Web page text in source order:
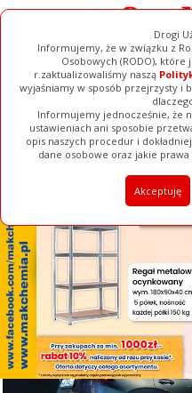
Drogi
Informujemy, że w związku z
Osobowych (RODO), które
r.zaktualizowaliśmy naszą
wyjaśniamy w sposób przejrzysty i
Informujemy jednocześnie, że
ustawieniach ani sposobie
opis naszych procedur i
dane osobowe oraz jakie
Akceptuję
[
Ogłoszenia Filmy